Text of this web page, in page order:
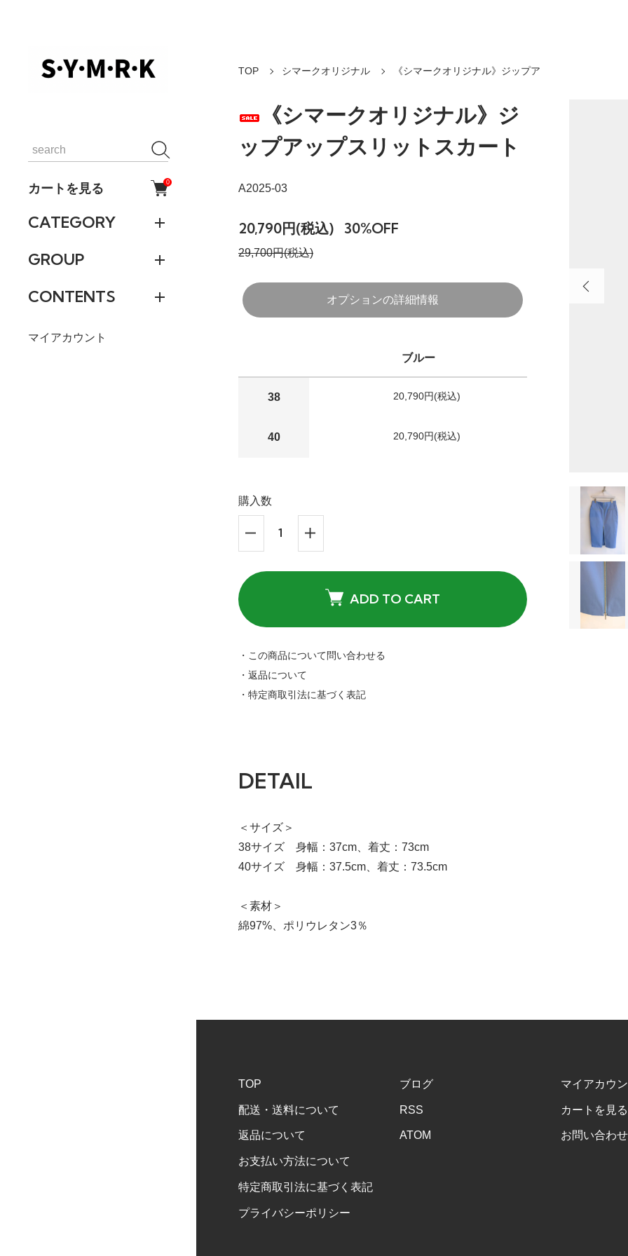
カートを見る 0
CATEGORY
GROUP
CONTENTS
マイアカウント
TOP シマークオリジナル 《シマークオリジナル》ジップア
《シマークオリジナル》ジ
ップアップスリットスカート
A2025-03
20,790円(税込) 30%OFF
29,700円(税込)
オプションの詳細情報
ブルー
38 20,790円(税込)
40 20,790円(税込)
購入数
ADD TO CART
・この商品について問い合わせる
・返品について
・特定商取引法に基づく表記
DETAIL
＜サイズ＞
38サイズ 身幅：37cm、着丈：73cm
40サイズ 身幅：37.5cm、着丈：73.5cm
＜素材＞
綿97%、ポリウレタン3％
TOP
配送・送料について
返品について
お支払い方法について
特定商取引法に基づく表記
プライバシーポリシー
ブログ
RSS
ATOM
マイアカウ
カートを見る
お問い合わせ